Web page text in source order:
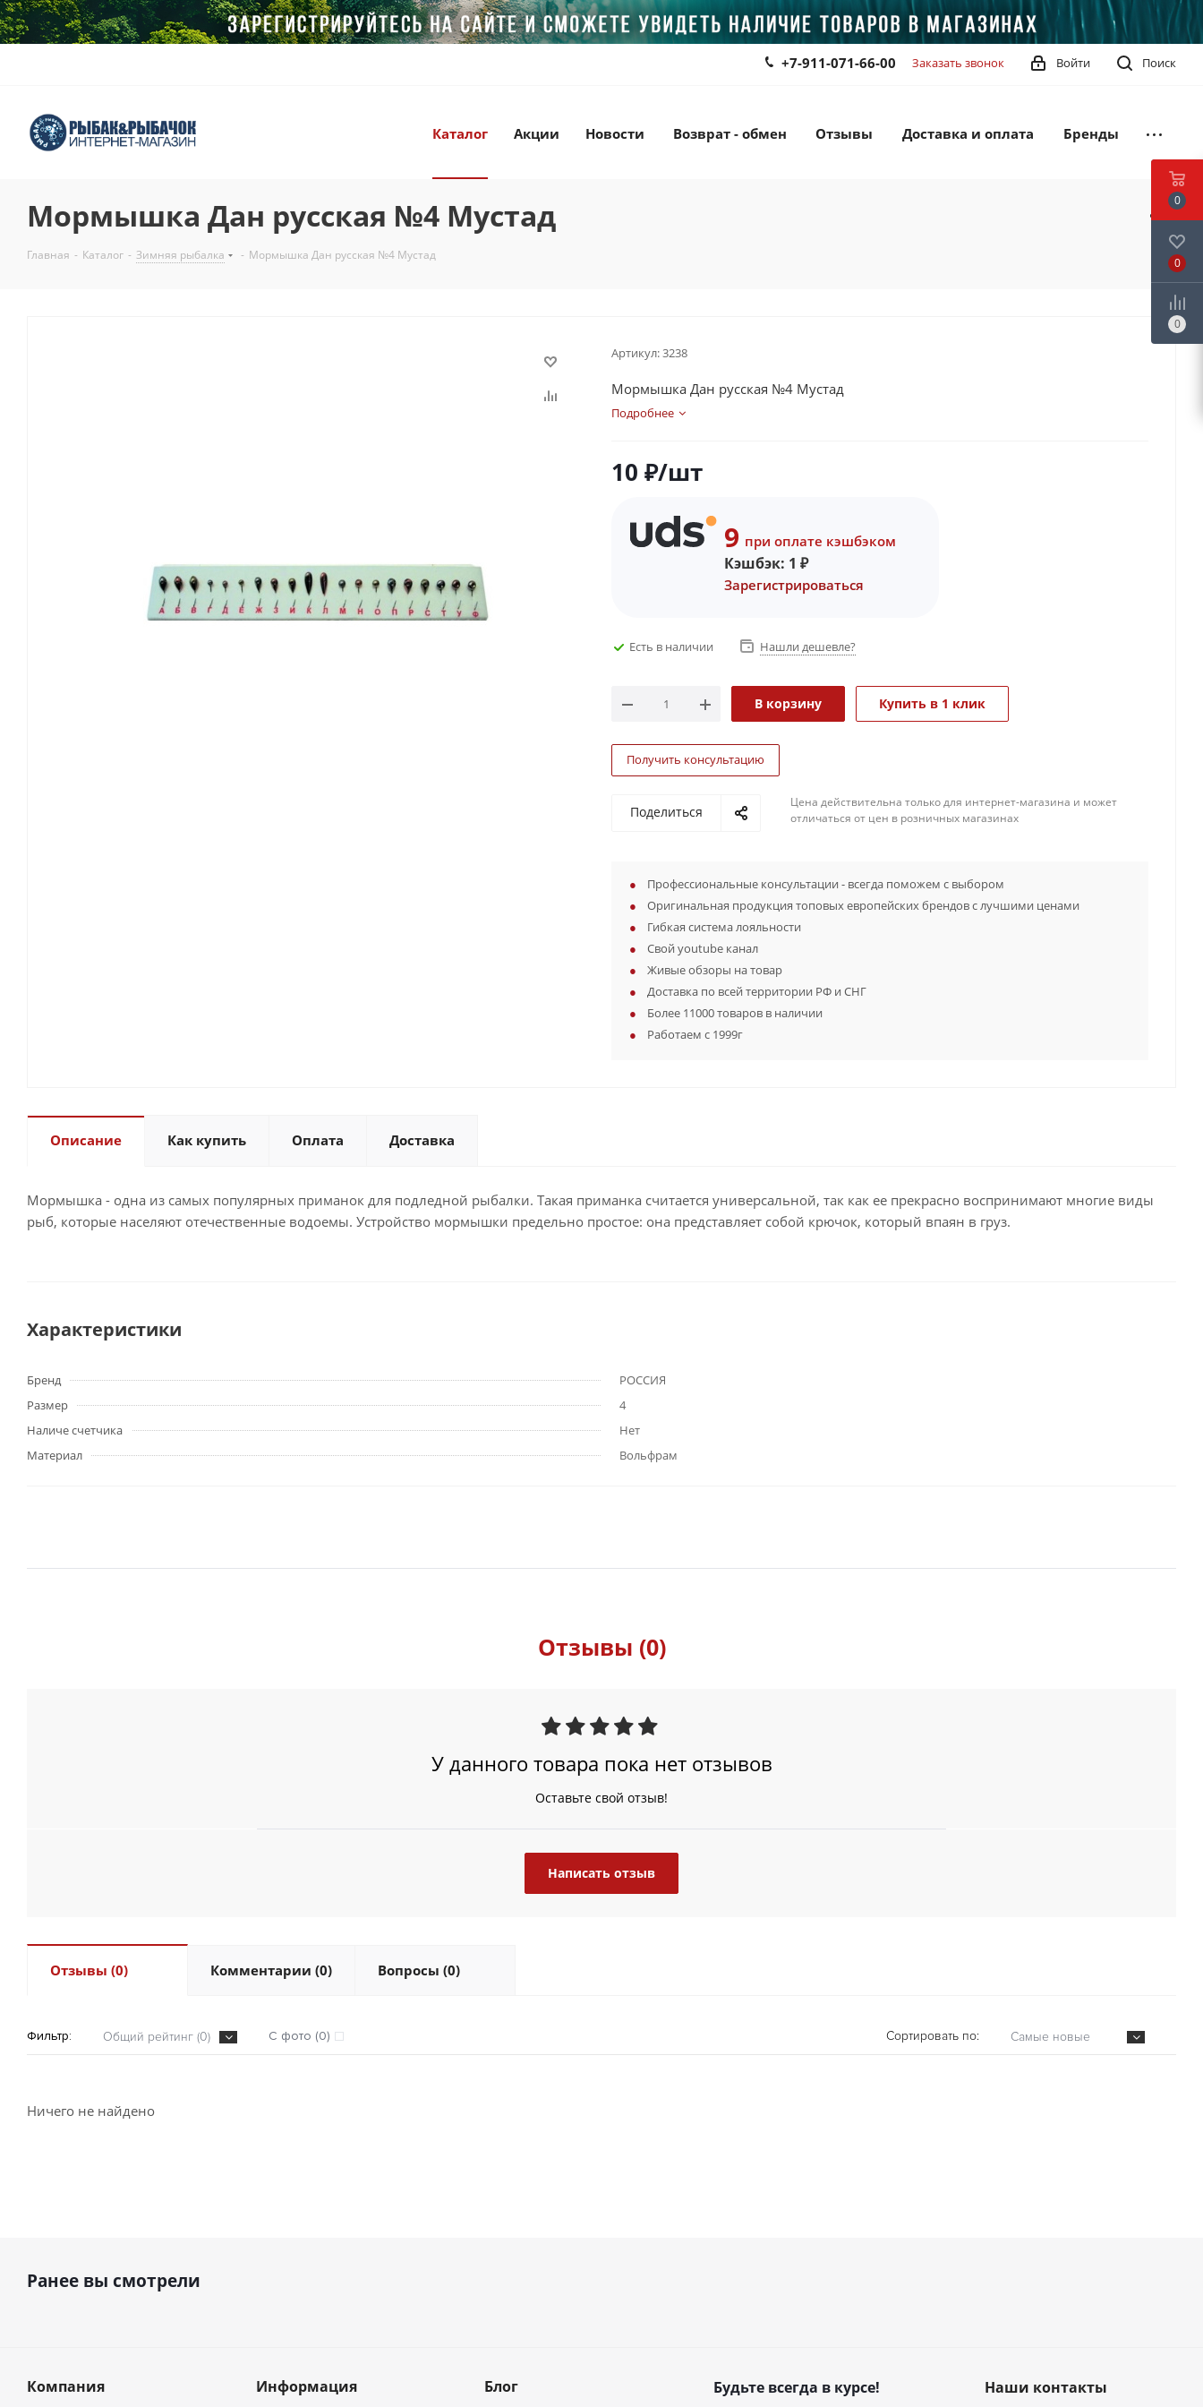
Поиск
Войти
+7-911-071-66-00 Заказать звонок
Каталог Акции Новости Возврат - обмен Отзывы Доставка и оплата Бренды
Мормышка Дан русская №4 Мустад
Главная - Каталог - Зимняя рыбалка - Мормышка Дан русская №4 Мустад
Артикул:3238
Мормышка Дан русская №4 Мустад
Подробнее
10 ₽/шт
9 при оплате кэшбэком
Кэшбэк: 1 ₽
Зарегистрироваться
Есть в наличии Нашли дешевле?
В корзину Купить в 1 клик
Получить консультацию
Поделиться
Цена действительна только для интернет-магазина и может
отличаться от цен в розничных магазинах
Профессиональные консультации - всегда поможем с выбором
Оригинальная продукция топовых европейских брендов с лучшими ценами
Гибкая система лояльности
Свой youtube канал
Живые обзоры на товар
Доставка по всей территории РФ и СНГ
Более 11000 товаров в наличии
Работаем с 1999г
Описание Как купить Оплата Доставка
Мормышка - одна из самых популярных приманок для подледной рыбалки. Такая приманка считается универсальной, так как ее прекрасно воспринимают многие виды
рыб, которые населяют отечественные водоемы. Устройство мормышки предельно простое: она представляет собой крючок, который впаян в груз.
Характеристики
Бренд
РОССИЯ
Размер
4
Наличе счетчика
Нет
Материал
Вольфрам
Отзывы (0)
У данного товара пока нет отзывов
Оставьте свой отзыв!
Написать отзыв
Отзывы (0) Комментарии (0) Вопросы (0)
Фильтр: Общий рейтинг (0) С фото (0) Сортировать по: Самые новые
Ничего не найдено
Ранее вы смотрели
Компания Информация Блог Будьте всегда в курсе! Наши контакты
0
0
0